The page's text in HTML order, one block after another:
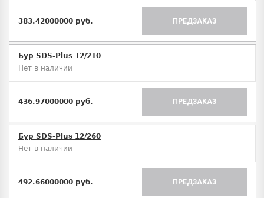
383.42000000 руб. ПРЕДЗАКАЗ
Бур SDS-Plus 12/210
Нет в наличии
436.97000000 руб. ПРЕДЗАКАЗ
Бур SDS-Plus 12/260
Нет в наличии
492.66000000 руб. ПРЕДЗАКАЗ